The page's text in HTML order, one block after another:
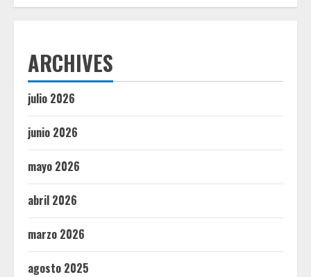
ARCHIVES
julio 2026
junio 2026
mayo 2026
abril 2026
marzo 2026
agosto 2025